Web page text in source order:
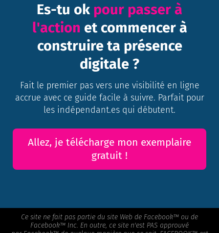
Es-tu ok pour passer à
l'action et commencer à
construire ta présence
digitale ?
Fait le premier pas vers une visibilité en ligne
accrue avec ce guide facile à suivre. Parfait pour
les indépendant.es qui débutent.
Allez, je télécharge mon exemplaire
gratuit !
Ce site ne fait pas partie du site Web de Facebook™ ou de
Facebook™ Inc. En outre, ce site n'est PAS approuvé